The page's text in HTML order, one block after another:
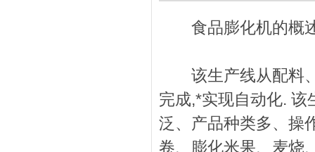
食品膨化机的概
该生产线从配料、
完成,*实现自动化.
泛、产品种类多、操
卷、膨化米果、麦烧